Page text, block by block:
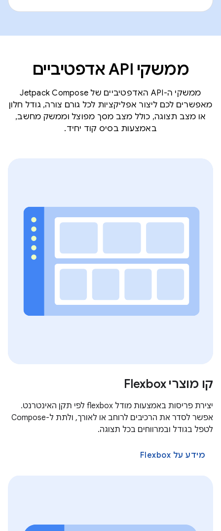
ממשקי API אדפטיביים
ממשקי ה-API האדפטיביים של Jetpack Compose
מאפשרים לכם ליצור אפליקציות לכל גורם צורה, גודל חלון
או מצב תצוגה, כולל מצב מסך מפוצל וממשק מחשב,
באמצעות בסיס קוד יחיד.
קו מוצרי Flexbox
יצירת פריסות באמצעות מודל flexbox לפי תקן האינטרנט.
אפשר לסדר את הרכיבים לרוחב או לאורך, ולתת ל-Compose
לטפל בגודל ובמרווחים בכל תצוגה.
מידע על Flexbox